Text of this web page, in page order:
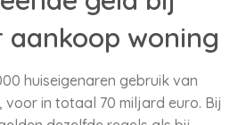
woning
huiseigenaren gebruik van
voor in totaal 70 miljard euro. Bij